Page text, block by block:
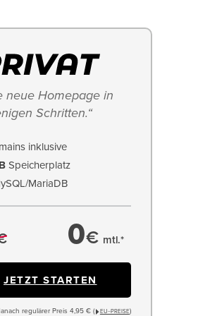
neue Homepage in
Schritten.“
inklusive
Speicherplatz
MariaDB
0€ mtl.*
JETZT STARTEN
regulärer Preis 4,95 € ( EU−PREISE)